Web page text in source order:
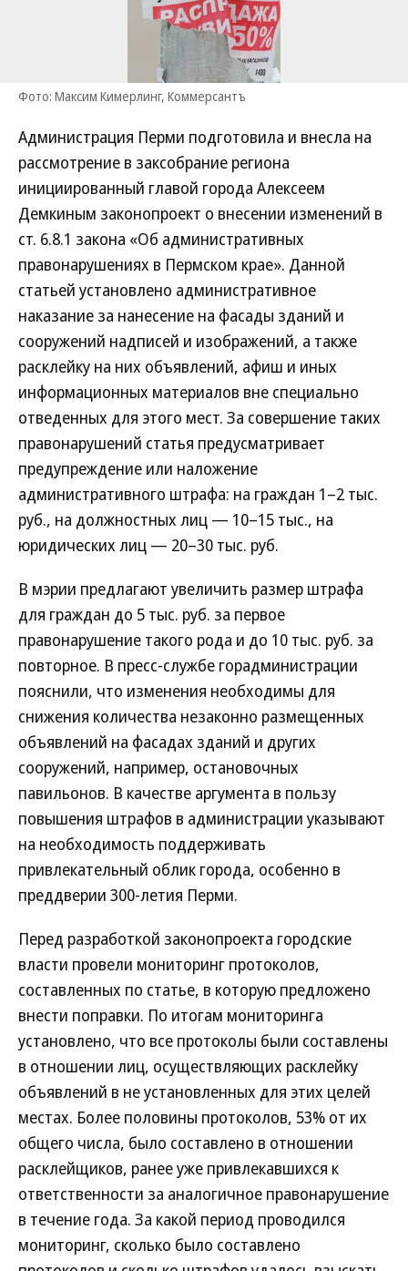
Фото: Максим Кимерлинг, Коммерсантъ
Администрация Перми подготовила и внесла на
рассмотрение в заксобрание региона
инициированный главой города Алексеем
Демкиным законопроект о внесении изменений в
ст. 6.8.1 закона «Об административных
правонарушениях в Пермском крае». Данной
статьей установлено административное
наказание за нанесение на фасады зданий и
сооружений надписей и изображений, а также
расклейку на них объявлений, афиш и иных
информационных материалов вне специально
отведенных для этого мест. За совершение таких
правонарушений статья предусматривает
предупреждение или наложение
административного штрафа: на граждан 1–2 тыс.
руб., на должностных лиц — 10–15 тыс., на
юридических лиц — 20–30 тыс. руб.
В мэрии предлагают увеличить размер штрафа
для граждан до 5 тыс. руб. за первое
правонарушение такого рода и до 10 тыс. руб. за
повторное. В пресс-службе горадминистрации
пояснили, что изменения необходимы для
снижения количества незаконно размещенных
объявлений на фасадах зданий и других
сооружений, например, остановочных
павильонов. В качестве аргумента в пользу
повышения штрафов в администрации указывают
на необходимость поддерживать
привлекательный облик города, особенно в
преддверии 300-летия Перми.
Перед разработкой законопроекта городские
власти провели мониторинг протоколов,
составленных по статье, в которую предложено
внести поправки. По итогам мониторинга
установлено, что все протоколы были составлены
в отношении лиц, осуществляющих расклейку
объявлений в не установленных для этих целей
местах. Более половины протоколов, 53% от их
общего числа, было составлено в отношении
расклейщиков, ранее уже привлекавшихся к
ответственности за аналогичное правонарушение
в течение года. За какой период проводился
мониторинг, сколько было составлено